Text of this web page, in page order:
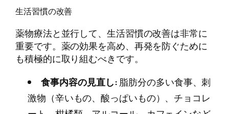
生活習慣の改善
薬物療法と並行して、生活習慣の改善は非常に
重要です。薬の効果を高め、再発を防ぐために
も積極的に取り組むべきです。
食事内容の見直し:脂肪分の多い食事、刺
激物（辛いもの、酸っぱいもの）、チョコレ